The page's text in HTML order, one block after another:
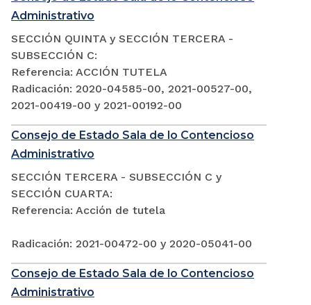
Administrativo
SECCIÓN QUINTA y SECCIÓN TERCERA -
SUBSECCIÓN C:
Referencia: ACCIÓN TUTELA
Radicación: 2020-04585-00, 2021-00527-00,
2021-00419-00 y 2021-00192-00
Consejo de Estado Sala de lo Contencioso
Administrativo
SECCIÓN TERCERA - SUBSECCIÓN C y
SECCIÓN CUARTA:
Referencia: Acción de tutela
Radicación: 2021-00472-00 y 2020-05041-00
Consejo de Estado Sala de lo Contencioso
Administrativo